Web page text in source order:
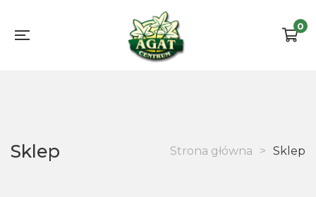
0
Sklep Strona główna > Sklep